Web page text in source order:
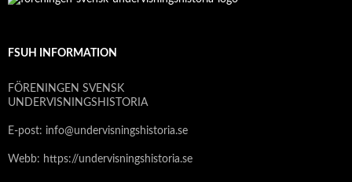
FSUH INFORMATION
FÖRENINGEN SVENSK
UNDERVISNINGSHISTORIA
E-post: info@undervisningshistoria.se
Webb: https://undervisningshistoria.se